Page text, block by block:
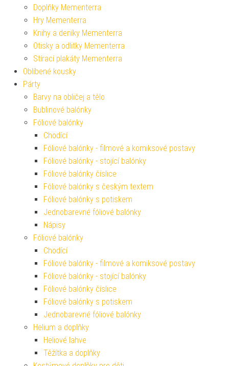
Doplňky Mementerra
Hry Mementerra
Knihy a deníky Mementerra
Otisky a odlitky Mementerra
Stírací plakáty Mementerra
Oblíbené kousky
Párty
Barvy na obličej a tělo
Bublinové balónky
Fóliové balónky
Chodící
Fóliové balónky - filmové a komiksové postavy
Fóliové balónky - stojící balónky
Fóliové balónky číslice
Fóliové balónky s českým textem
Fóliové balónky s potiskem
Jednobarevné fóliové balónky
Nápisy
Fóliové balónky
Chodící
Fóliové balónky - filmové a komiksové postavy
Fóliové balónky - stojící balónky
Fóliové balónky číslice
Fóliové balónky s potiskem
Jednobarevné fóliové balónky
Helium a doplňky
Heliové lahve
Těžítka a doplňky